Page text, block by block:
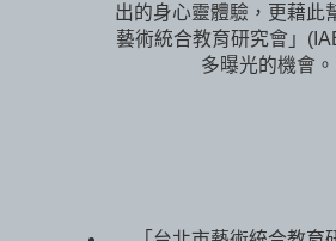
出的身心靈體驗，更藉此
藝術統合教育研究會」
多曝光的機會。